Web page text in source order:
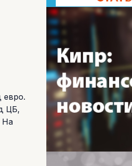
евро.
ЦБ,
На